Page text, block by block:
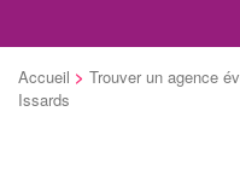
Accueil > Trouver un agence
Issards